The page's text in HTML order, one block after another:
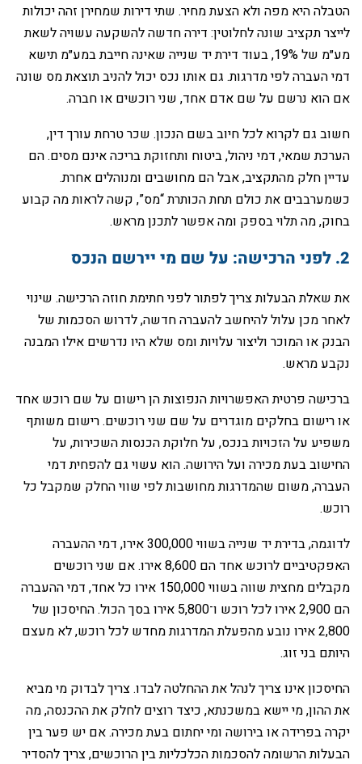
‏הטבלה היא מפה ולא הצעת מחיר. שתי דירות שמחירן זהה יכולות
לייצר תקציב שונה לחלוטין: דירה חדשה להשקעה עשויה לשאת
מע״מ של 19%, בעוד דירת יד שנייה שאינה חייבת במע״מ תישא
דמי העברה לפי מדרגות. גם אותו נכס יכול להניב תוצאת מס שונה
אם הוא נרשם על שם אדם אחד, שני רוכשים או חברה.
‏חשוב גם לקרוא לכל חיוב בשם הנכון. שכר טרחת עורך דין,
הערכת שמאי, דמי ניהול, ביטוח ותחזוקת בריכה אינם מסים. הם
עדיין חלק מהתקציב, אבל הם מחושבים ומנוהלים אחרת.
כשמערבבים את כולם תחת הכותרת “מס”, קשה לראות מה קבוע
בחוק, מה תלוי בספק ומה אפשר לתכנן מראש.
‏את שאלת הבעלות צריך לפתור לפני חתימת חוזה הרכישה. שינוי
לאחר מכן עלול להיחשב להעברה חדשה, לדרוש הסכמות של
הבנק או המוכר וליצור עלויות ומס שלא היו נדרשים אילו המבנה
נקבע מראש.
‏ברכישה פרטית האפשרויות הנפוצות הן רישום על שם רוכש אחד
או רישום בחלקים מוגדרים על שם שני רוכשים. רישום משותף
משפיע על הזכויות בנכס, על חלוקת הכנסות השכירות, על
החישוב בעת מכירה ועל הירושה. הוא עשוי גם להפחית דמי
העברה, משום שהמדרגות מחושבות לפי שווי החלק שמקבל כל
רוכש.
‏לדוגמה, בדירת יד שנייה בשווי 300,000 אירו, דמי ההעברה
האפקטיביים לרוכש אחד הם 8,600 אירו. אם שני רוכשים
מקבלים מחצית שווה בשווי 150,000 אירו כל אחד, דמי ההעברה
הם 2,900 אירו לכל רוכש ו־5,800 אירו בסך הכול. החיסכון של
2,800 אירו נובע מהפעלת המדרגות מחדש לכל רוכש, לא מעצם
היותם בני זוג.
‏החיסכון אינו צריך לנהל את ההחלטה לבדו. צריך לבדוק מי מביא
את ההון, מי יישא במשכנתא, כיצד רוצים לחלק את ההכנסה, מה
יקרה בפרידה או בירושה ומי יחתום בעת מכירה. אם יש פער בין
הבעלות הרשומה להסכמות הכלכליות בין הרוכשים, צריך להסדיר